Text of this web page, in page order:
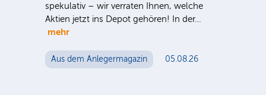
spekulativ – wir verraten Ihnen, welche
Aktien jetzt ins Depot gehören! In der…
mehr
Aus dem Anlegermagazin 05.08.26